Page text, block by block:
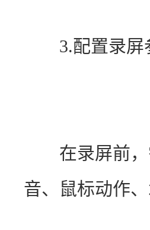
3.配置录屏
在录屏前，
音、鼠标动作、